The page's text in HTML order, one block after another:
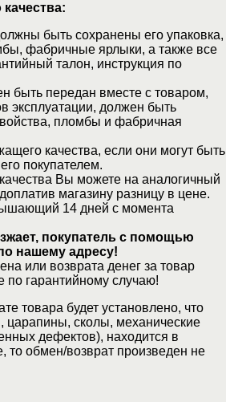
быть сохранены его упаковка,
фабричные ярлыки, а также все
талон, инструкция по
быть передан вместе с товаром,
эксплуатации, должен быть
пломбы и фабричная
качества, если они могут быть
покупателем.
Вы можете на аналогичный
магазину разницу в цене.
14 дней с момента
покупатель с помощью
нашему адресу!
или возврата денег за товар
по гарантийному случаю!
товара будет установлено, что
царапины, сколы, механические
дефектов), находится в
то обмен/возврат произведен не